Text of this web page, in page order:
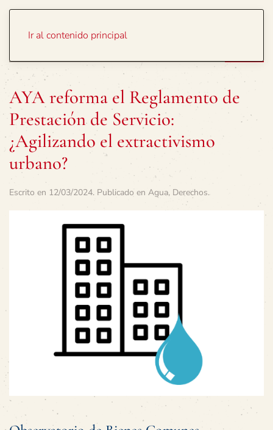
Ir al contenido principal
AYA reforma el Reglamento de
Prestación de Servicio:
¿Agilizando el extractivismo
urbano?
Escrito en 12/03/2024. Publicado en Agua, Derechos.